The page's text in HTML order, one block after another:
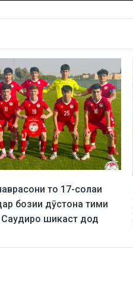
то 17-солаи
бозии дӯстона тими
Саудиро шикаст дод